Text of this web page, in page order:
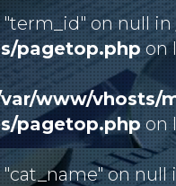
on null in
pagetop.phpon
www/vhosts/
pagetop.php on
on null